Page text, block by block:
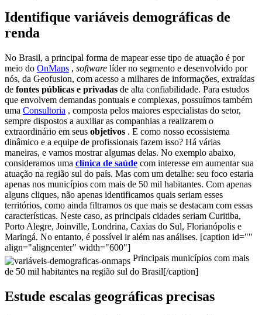
Identifique variáveis demográficas de
renda
No Brasil, a principal forma de mapear esse tipo de atuação é por
meio do OnMaps , software líder no segmento e desenvolvido por
nós, da Geofusion, com acesso a milhares de informações, extraídas
de fontes públicas e privadas de alta confiabilidade. Para estudos
que envolvem demandas pontuais e complexas, possuímos também
uma Consultoria , composta pelos maiores especialistas do setor,
sempre dispostos a auxiliar as companhias a realizarem o
extraordinário em seus objetivos . E como nosso ecossistema
dinâmico e a equipe de profissionais fazem isso? Há várias
maneiras, e vamos mostrar algumas delas. No exemplo abaixo,
consideramos uma clínica de saúde com interesse em aumentar sua
atuação na região sul do país. Mas com um detalhe: seu foco estaria
apenas nos municípios com mais de 50 mil habitantes. Com apenas
alguns cliques, não apenas identificamos quais seriam esses
territórios, como ainda filtramos os que mais se destacam com essas
características. Neste caso, as principais cidades seriam Curitiba,
Porto Alegre, Joinville, Londrina, Caxias do Sul, Florianópolis e
Maringá. No entanto, é possível ir além nas análises. [caption id=""
align="aligncenter" width="600"]
Principais municípios com mais
de 50 mil habitantes na região sul do Brasil[/caption]
Estude escalas geográficas precisas